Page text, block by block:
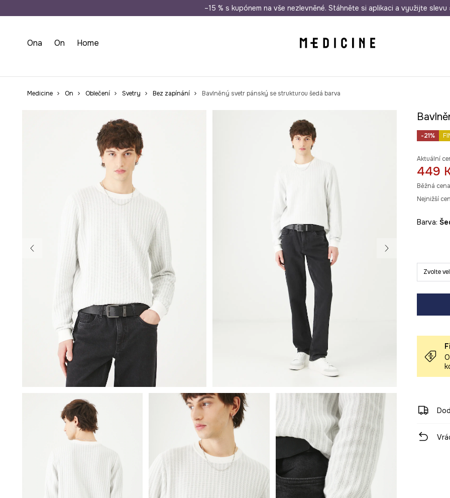
Doprava zdarma při nákupu nad 1 200 Kč Odeslání i do 24 hodin 30
–15 % s kupónem na vše nezlevněné. Stáhněte si aplikaci a využijte slevu
Ona On Home
Medicine On Oblečení Svetry Bez zapínání Bavlněný svetr pánský se strukturou šedá barva
-21%
Aktuální
449
Běžná
Nejnižší
Barva:
Zvolte